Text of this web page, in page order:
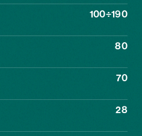
100÷190
80
70
28